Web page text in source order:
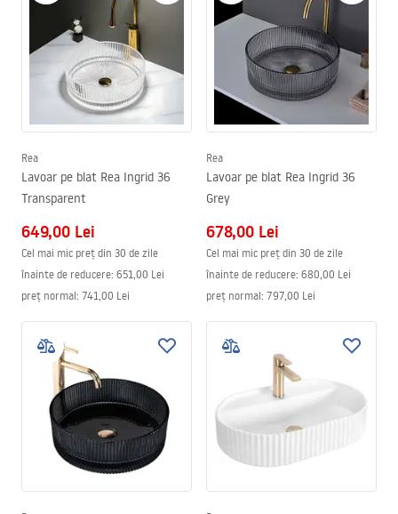
Rea
Lavoar pe blat Rea Ingrid 36
Transparent
649,00 Lei
Cel mai mic preț din 30 de zile
înainte de reducere: 651,00 Lei
preț normal: 741,00 Lei
Rea
Lavoar pe blat Rea Ingrid 36
Grey
678,00 Lei
Cel mai mic preț din 30 de zile
înainte de reducere: 680,00 Lei
preț normal: 797,00 Lei